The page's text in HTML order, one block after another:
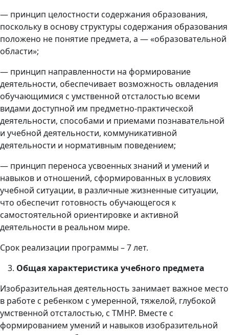
— принцип целостности содержания образования,
поскольку в основу структуры содержания образования
положено не понятие предмета, а ― «образовательной
области»;
— принцип направленности на формирование
деятельности, обеспечивает возможность овладения
обучающимися с умственной отсталостью всеми
видами доступной им предметно-практической
деятельности, способами и приемами познавательной
и учебной деятельности, коммуникативной
деятельности и нормативным поведением;
— принцип переноса усвоенных знаний и умений и
навыков и отношений, сформированных в условиях
учебной ситуации, в различные жизненные ситуации,
что обеспечит готовность обучающегося к
самостоятельной ориентировке и активной
деятельности в реальном мире.
Срок реализации программы – 7 лет.
Общая характеристика учебного предмета
Изобразительная деятельность занимает важное место
в работе с ребенком с умеренной, тяжелой, глубокой
умственной отсталостью, с ТМНР. Вместе с
формированием умений и навыков изобразительной